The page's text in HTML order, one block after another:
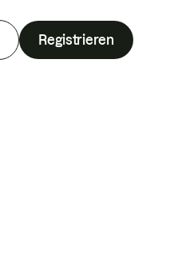
Registrieren